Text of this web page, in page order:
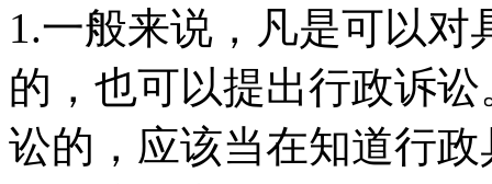
1.一般来说，凡是可以
的，也可以提出行政诉
讼的，应该当在知道行